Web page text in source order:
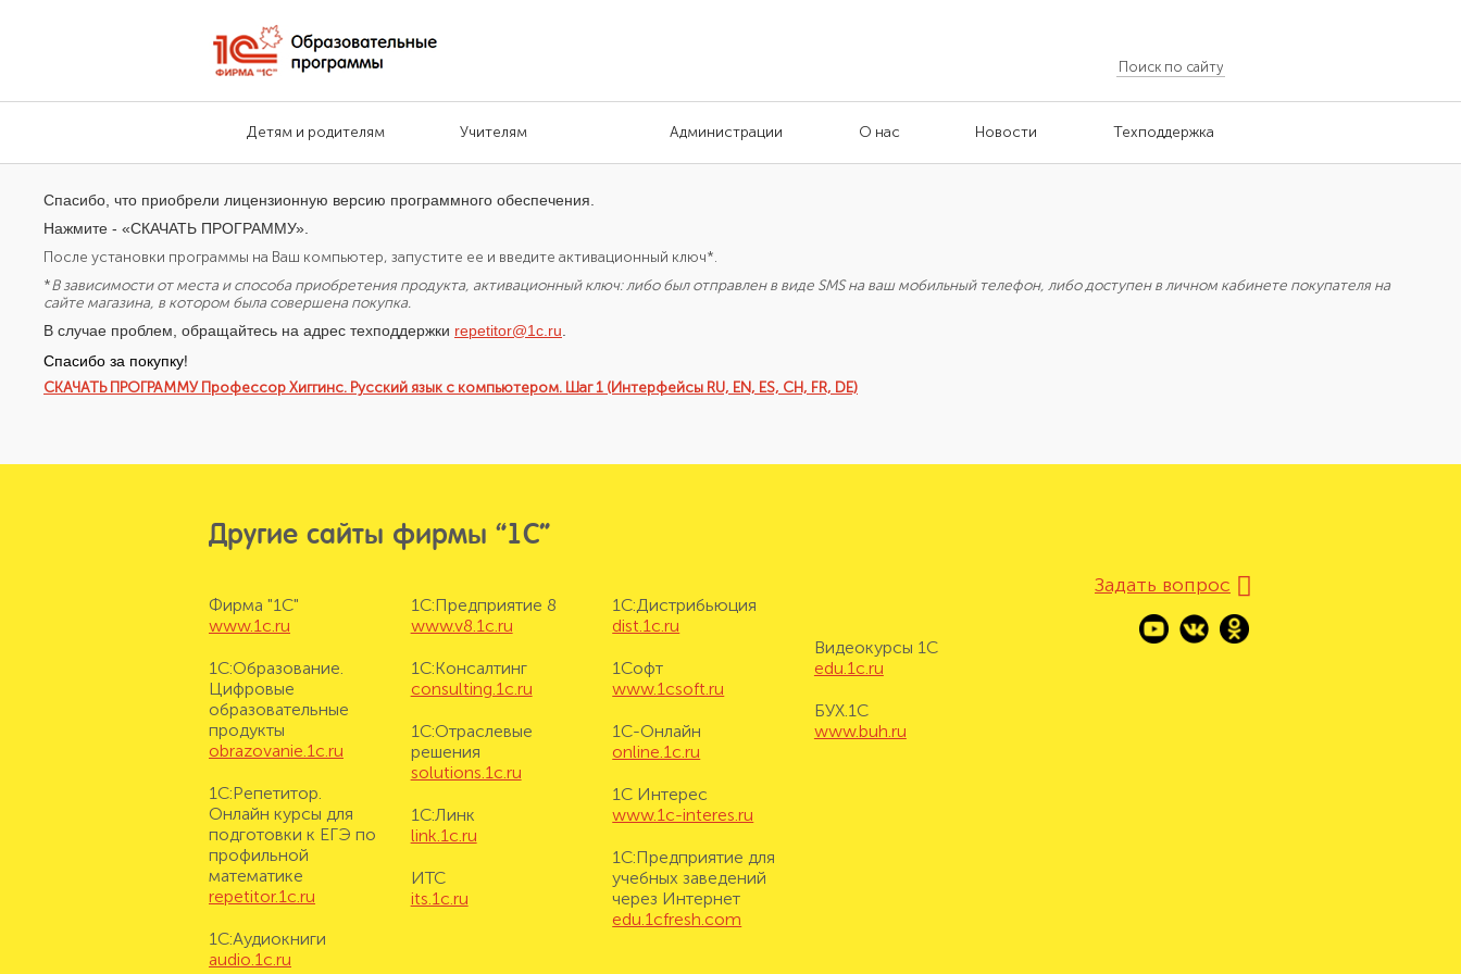
Детям и родителям Учителям Администрации О нас Новости Техподдержка
Спасибо, что приобрели лицензионную версию программного обеспечения.
Нажмите - «СКАЧАТЬ ПРОГРАММУ».
После установки программы на Ваш компьютер, запустите ее и введите активационный ключ*.
*В зависимости от места и способа приобретения продукта, активационный ключ: либо был отправлен в виде SMS на ваш мобильный телефон, либо доступен в личном кабинете покупателя на
сайте магазина, в котором была совершена покупка.
В случае проблем, обращайтесь на адрес техподдержки repetitor@1c.ru.
Спасибо за покупку!
СКАЧАТЬ ПРОГРАММУ Профессор Хиггинс. Русский язык с компьютером. Шаг 1 (Интерфейсы RU, EN, ES, CH, FR, DE)
Другие сайты фирмы “1С”
Фирма "1С"
www.1c.ru
1С:Образование.
Цифровые
образовательные
продукты
obrazovanie.1c.ru
1С:Репетитор.
Онлайн курсы для
подготовки к ЕГЭ по
профильной
математике
repetitor.1c.ru
1С:Аудиокниги
audio.1c.ru
1С:Предприятие 8
www.v8.1c.ru
1С:Консалтинг
consulting.1c.ru
1С:Отраслевые
решения
solutions.1c.ru
1С:Линк
link.1c.ru
ИТС
its.1c.ru
1С:Дистрибьюция
dist.1c.ru
1Софт
www.1csoft.ru
1С-Онлайн
online.1c.ru
1С Интерес
www.1c-interes.ru
1С:Предприятие для
учебных заведений
через Интернет
edu.1cfresh.com
Видеокурсы 1С
edu.1c.ru
БУХ.1С
www.buh.ru
Задать вопрос